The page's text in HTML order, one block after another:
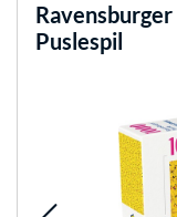
Ravensburger
Puslespil